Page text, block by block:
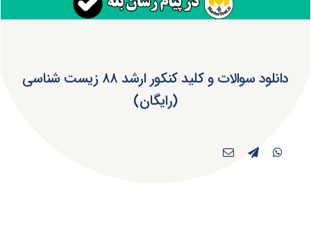
دانلود سوالات و کلید کنکور ارشد ۸۸ زیست شناسی
(رایگان)